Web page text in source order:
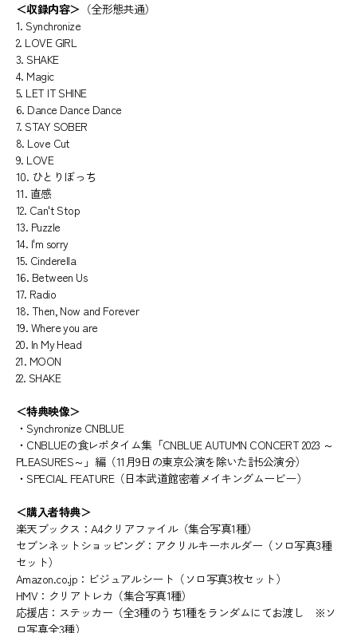
＜収録内容＞ （全形態共通）
1. Synchronize
2. LOVE GIRL
3. SHAKE
4. Magic
5. LET IT SHINE
6. Dance Dance Dance
7. STAY SOBER
8. Love Cut
9. LOVE
10. ひとりぼっち
11. 直感
12. Can't Stop
13. Puzzle
14. I'm sorry
15. Cinderella
16. Between Us
17. Radio
18. Then, Now and Forever
19. Where you are
20. In My Head
21. MOON
22. SHAKE
＜特典映像＞
・Synchronize CNBLUE
・CNBLUEの食レポタイム集「CNBLUE AUTUMN CONCERT 2023 ～
PLEASURES～」編（11月9日の東京公演を除いた計5公演分）
・SPECIAL FEATURE（日本武道館密着メイキングムービー）
＜購入者特典＞
楽天ブックス：A4クリアファイル（集合写真1種）
セブンネットショッピング：アクリルキーホルダー（ソロ写真3種
セット）
Amazon.co.jp：ビジュアルシート（ソロ写真3枚セット）
HMV：クリアトレカ（集合写真1種）
応援店：ステッカー（全3種のうち1種をランダムにてお渡し ※ソ
ロ写真全3種）